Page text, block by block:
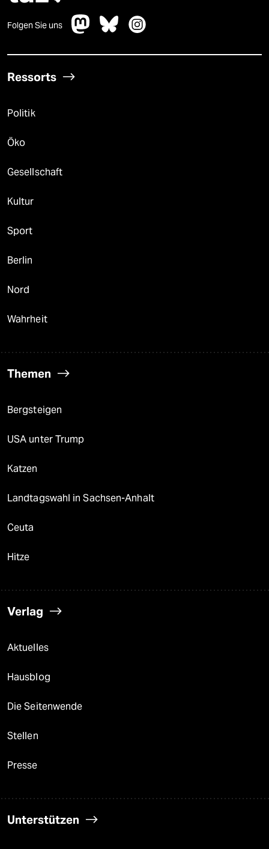
Folgen Sie uns
Ressorts
Politik
Öko
Gesellschaft
Kultur
Sport
Berlin
Nord
Wahrheit
Themen
Bergsteigen
USA unter Trump
Katzen
Landtagswahl in Sachsen-Anhalt
Ceuta
Hitze
Verlag
Aktuelles
Hausblog
Die Seitenwende
Stellen
Presse
Unterstützen